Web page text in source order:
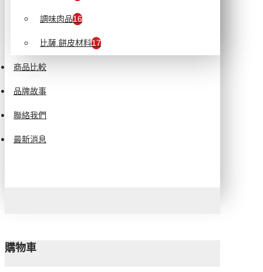
調味肉品16
比薩.餅皮材料17
商品比較
品牌故事
聯絡我們
最新消息
購物車